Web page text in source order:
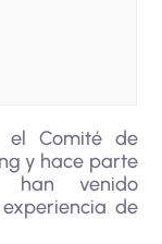
el Comité de
y hace parte
venido
de